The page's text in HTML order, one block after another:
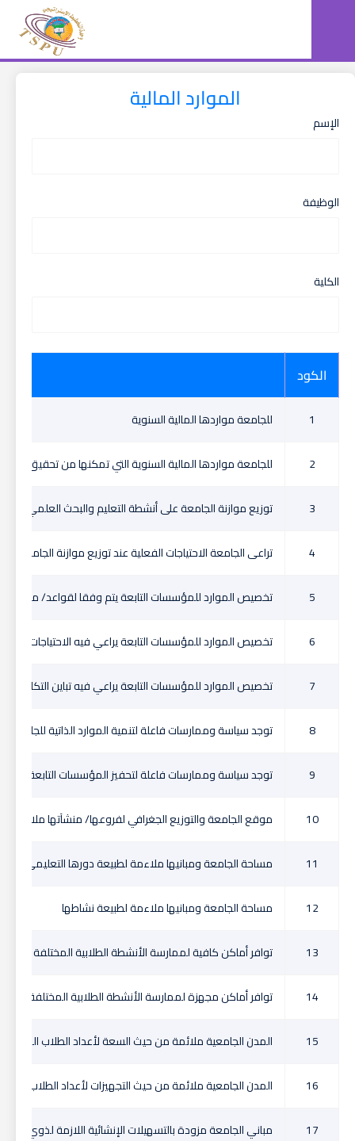
الموارد المالية
الإسم
الوظيفة
الكلية
الكود
1 للجامعة مواردها المالية السنوية
2 للجامعة مواردها المالية السنوية التي تمكنها من تحقيق
3 توزيع موازنة الجامعة على أنشطة التعليم والبحث العلمي
4 تراعى الجامعة الاحتياجات الفعلية عند توزيع موازنة
5 تخصيص الموارد للمؤسسات التابعة يتم وفقا لقواعد/ معايير
6 تخصيص الموارد للمؤسسات التابعة يراعي فيه الاحتياجات
7 تخصيص الموارد للمؤسسات التابعة يراعي فيه تباين التكلفة
8 توجد سياسة وممارسات فاعلة لتنمية الموارد الذاتية للجامعة
9 توجد سياسة وممارسات فاعلة لتحفيز المؤسسات التابعة
10 موقع الجامعة والتوزيع الجغرافي لفروعها/ منشآتها ملائم
11 مساحة الجامعة ومبانيها ملاءمة لطبيعة دورها التعليمى
12 مساحة الجامعة ومبانيها ملاءمة لطبيعة نشاطها
13 توافر أماكن كافية لممارسة الأنشطة الطلابية المختلفة
14 توافر أماكن مجهزة لممارسة الأنشطة الطلابية المختلفة
15 المدن الجامعية ملائمة من حيث السعة لأعداد الطلاب
16 المدن الجامعية ملائمة من حيث التجهيزات لأعداد الطلاب
17 مباني الجامعة مزودة بالتسهيلات الإنشائية اللازمة لذوي